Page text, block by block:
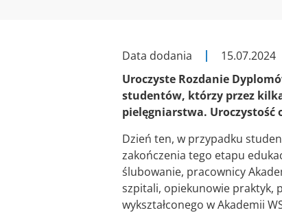
Data dodania
15.07.2024
Uroczyste Rozdanie
studentów, którzy przez
pielęgniarstwa. Uroczystość
Dzień ten, w przypadku
zakończenia tego etapu
ślubowanie, pracownicy
szpitali, opiekunowie praktyk,
wykształconego w Akademii